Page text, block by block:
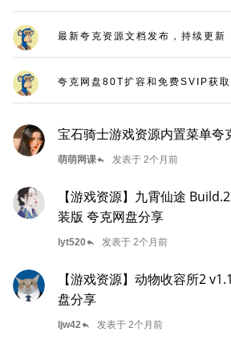
最新夸克资源文档发布，持续更新
夸克网盘80T扩容和免费SVIP获
宝石骑士游戏资源内置菜单夸
萌萌网课reply 发表于 2个月前
【游戏资源】九霄仙途
装版 夸克网盘分享
lyt520reply 发表于 2个月前
【游戏资源】动物收容所2
盘分享
ljw42reply 发表于 2个月前